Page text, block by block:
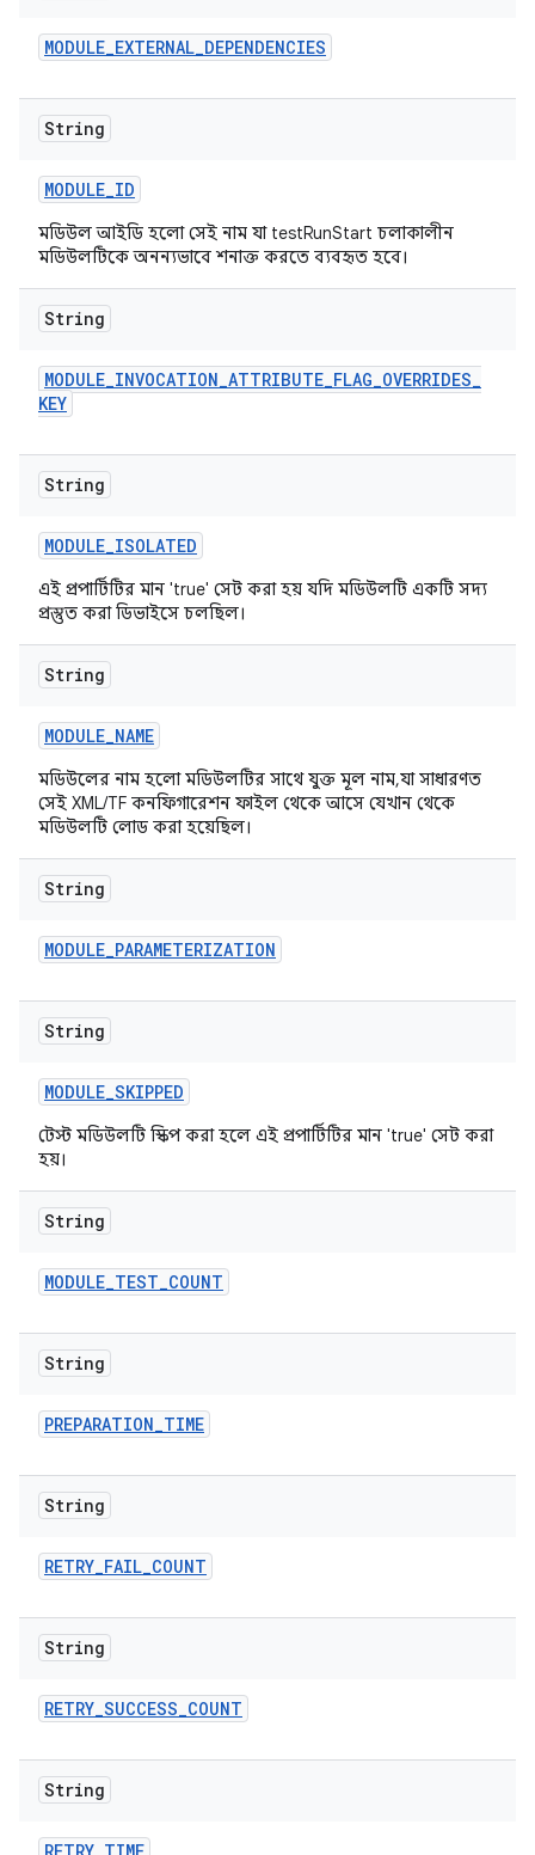
MODULE_EXTERNAL_DEPENDENCIES
String
MODULE_ID
মডিউল আইডি হলো সেই নাম যা testRunStart চলাকালীন
মডিউলটিকে অনন্যভাবে শনাক্ত করতে ব্যবহৃত হবে।
String
MODULE_INVOCATION_ATTRIBUTE_FLAG_OVERRIDES_
KEY
String
MODULE_ISOLATED
এই প্রপার্টিটির মান 'true' সেট করা হয় যদি মডিউলটি একটি সদ্য
প্রস্তুত করা ডিভাইসে চলছিল।
String
MODULE_NAME
মডিউলের নাম হলো মডিউলটির সাথে যুক্ত মূল নাম, যা সাধারণত
সেই XML/TF কনফিগারেশন ফাইল থেকে আসে যেখান থেকে
মডিউলটি লোড করা হয়েছিল।
String
MODULE_PARAMETERIZATION
String
MODULE_SKIPPED
টেস্ট মডিউলটি স্কিপ করা হলে এই প্রপার্টিটির মান 'true' সেট করা
হয়।
String
MODULE_TEST_COUNT
String
PREPARATION_TIME
String
RETRY_FAIL_COUNT
String
RETRY_SUCCESS_COUNT
String